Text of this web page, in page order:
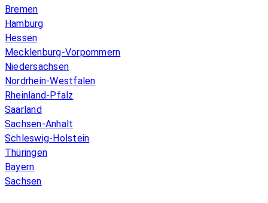
Bremen
Hamburg
Hessen
Mecklenburg-Vorpommern
Niedersachsen
Nordrhein-Westfalen
Rheinland-Pfalz
Saarland
Sachsen-Anhalt
Schleswig-Holstein
Thüringen
Bayern
Sachsen